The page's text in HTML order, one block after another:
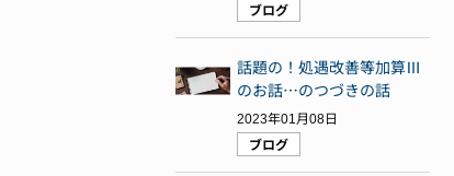
ブログ
話題の！処遇改善等加算Ⅲ
のお話…のつづきの話
2023年01月08日
ブログ